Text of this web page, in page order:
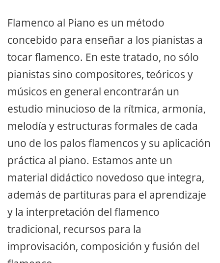
Flamenco al Piano es un método
concebido para enseñar a los pianistas a
tocar flamenco. En este tratado, no sólo
pianistas sino compositores, teóricos y
músicos en general encontrarán un
estudio minucioso de la rítmica, armonía,
melodía y estructuras formales de cada
uno de los palos flamencos y su aplicación
práctica al piano. Estamos ante un
material didáctico novedoso que integra,
además de partituras para el aprendizaje
y la interpretación del flamenco
tradicional, recursos para la
improvisación, composición y fusión del